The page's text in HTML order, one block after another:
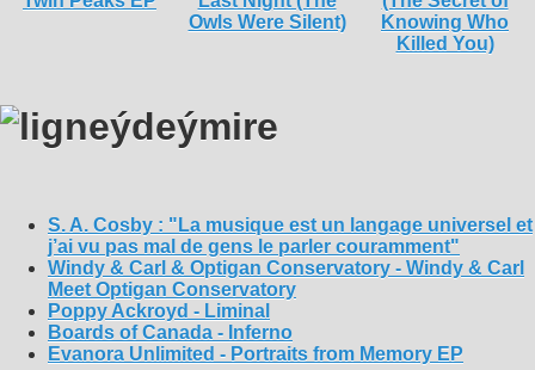
S. A. Cosby : "La musique est un langage universel et
j’ai vu pas mal de gens le parler couramment"
Windy & Carl & Optigan Conservatory - Windy & Carl
Meet Optigan Conservatory
Poppy Ackroyd - Liminal
Boards of Canada - Inferno
Evanora Unlimited - Portraits from Memory EP